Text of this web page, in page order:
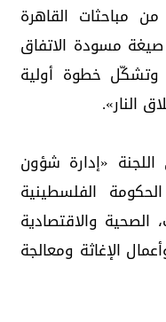
مباحثات القاهرة
صيغة مسودة الاتفاق
وتشكّل خطوة أولية
النار».
«إدارة شؤون
الفلسطينية
والاقتصادية
الإغاثة ومعالجة